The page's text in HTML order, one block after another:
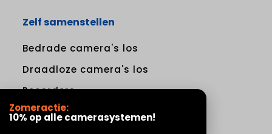
Zelf samenstellen
Bedrade camera's los
Draadloze camera's los
Recorders
Harde schijven
Zomeractie:
10% op alle camerasystemen!